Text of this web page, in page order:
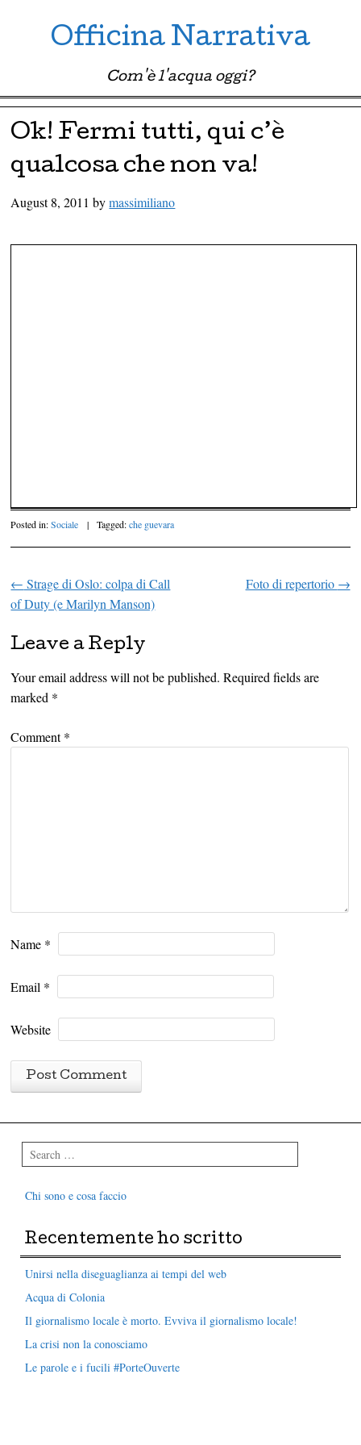
Officina Narrativa
Com'è l'acqua oggi?
Menu ☰
Skip to content
Ok! Fermi tutti, qui c’è
qualcosa che non va!
August 8, 2011 bymassimiliano
Posted in:Sociale | Tagged:che guevara
Post navigation
← Strage di Oslo: colpa di Call
of Duty (e Marilyn Manson)
Foto di repertorio →
Leave a Reply
Your email address will not be published. Required fields are
marked *
Comment*
Name *
Email *
Website
Search
Chi sono e cosa faccio
Recentemente ho scritto
Unirsi nella diseguaglianza ai tempi del web
Acqua di Colonia
Il giornalismo locale è morto. Evviva il giornalismo locale!
La crisi non la conosciamo
Le parole e i fucili #PorteOuverte